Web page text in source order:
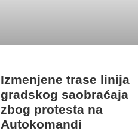
Izmenjene trase linija
gradskog saobraćaja
zbog protesta na
Autokomandi